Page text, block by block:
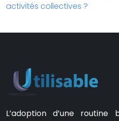
activités collectives ?
L’adoption d’une